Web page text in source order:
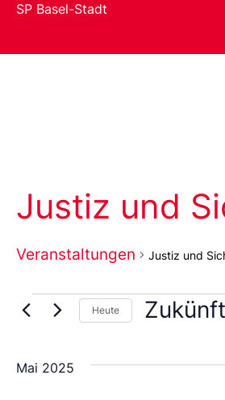
SP Basel-Stadt
Justiz und
Veranstaltungen Justiz und
Heute
das
Mai 2025